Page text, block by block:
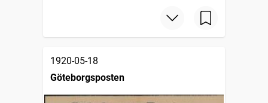
1920-05-18
Göteborgsposten